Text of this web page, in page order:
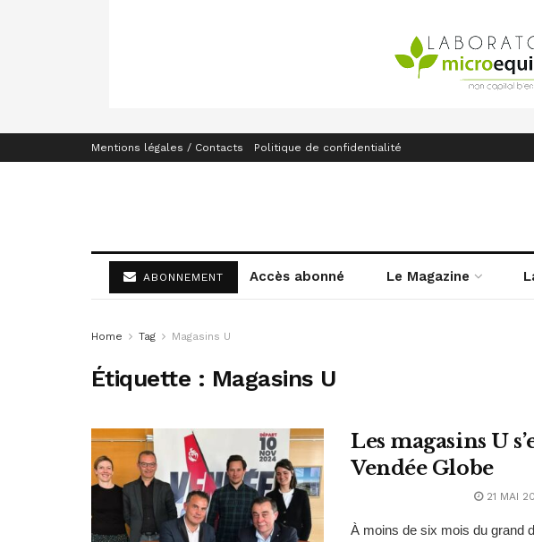
Mentions légales / Contacts Politique de confidentialité
ABONNEMENT Accès abonné Le Magazine
Home Tag Magasins U
Étiquette : Magasins U
Les magasins U
Vendée Globe
21 MAI
À moins de six mois du grand